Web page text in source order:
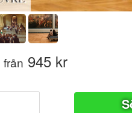
från 945 kr